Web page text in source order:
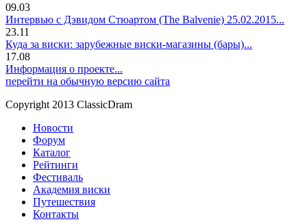
09.03
Интервью с Дэвидом Стюартом (The Balvenie) 25.02.2015...
23.11
Куда за виски: зарубежные виски-магазины (бары)...
17.08
Информация о проекте...
перейти на обычную версию сайта
Copyright 2013 ClassicDram
Новости
Форум
Каталог
Рейтинги
Фестиваль
Академия виски
Путешествия
Контакты